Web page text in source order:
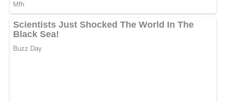
Meerrettichklöße
Aus geriebenen Kartoffeln, Meerrettich, Eiern, Salz,
Kartoffelmehl und 2 bis 3 Eßlöffel Wasser einen